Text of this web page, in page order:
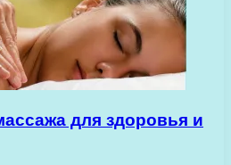
для здоровья и